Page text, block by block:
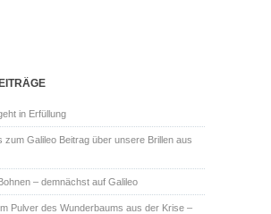
in Erfüllung
zum Galileo Beitrag über unsere Brillen aus
– demnächst auf Galileo
Pulver des Wunderbaums aus der Krise –